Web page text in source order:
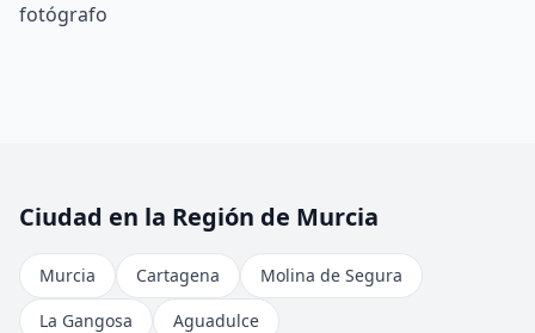
fotógrafo
Ciudad en la Región de Murcia
Murcia Cartagena
Molina de Segura
La Gangosa
Aguadulce